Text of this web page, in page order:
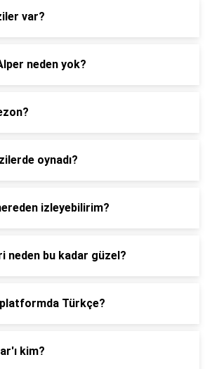
var?
neden yok?
oynadı?
izleyebilirim?
neden bu kadar güzel?
Türkçe?
kim?